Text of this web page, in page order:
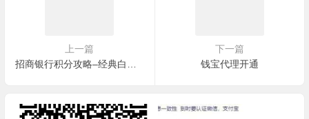
上一篇
下一篇
钱宝代理开通